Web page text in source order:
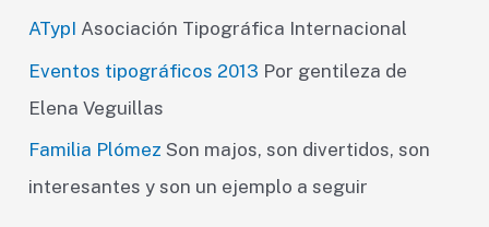
ATypI Asociación Tipográfica Internacional
Eventos tipográficos 2013 Por gentileza de
Elena Veguillas
Familia Plómez Son majos, son divertidos, son
interesantes y son un ejemplo a seguir